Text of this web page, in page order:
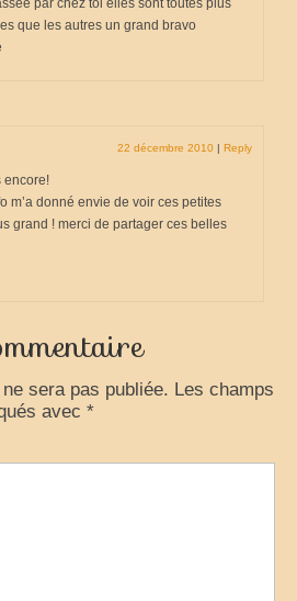
par chez toi elles sont toutes plus
que les autres un grand bravo
22 décembre 2010 | Reply
encore!
m’a donné envie de voir ces petites
grand ! merci de partager ces belles
sera pas publiée. Les champs
avec *